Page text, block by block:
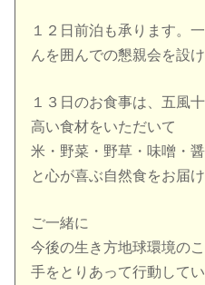
１２日前泊も承ります。
んを囲んでの懇親会を設け
１３日のお食事は、五風
高い食材をいただいて
米・野菜・野草・味噌・
と心が喜ぶ自然食をお届け
ご一緒に
今後の生き方地球環境の
手をとりあって行動してい